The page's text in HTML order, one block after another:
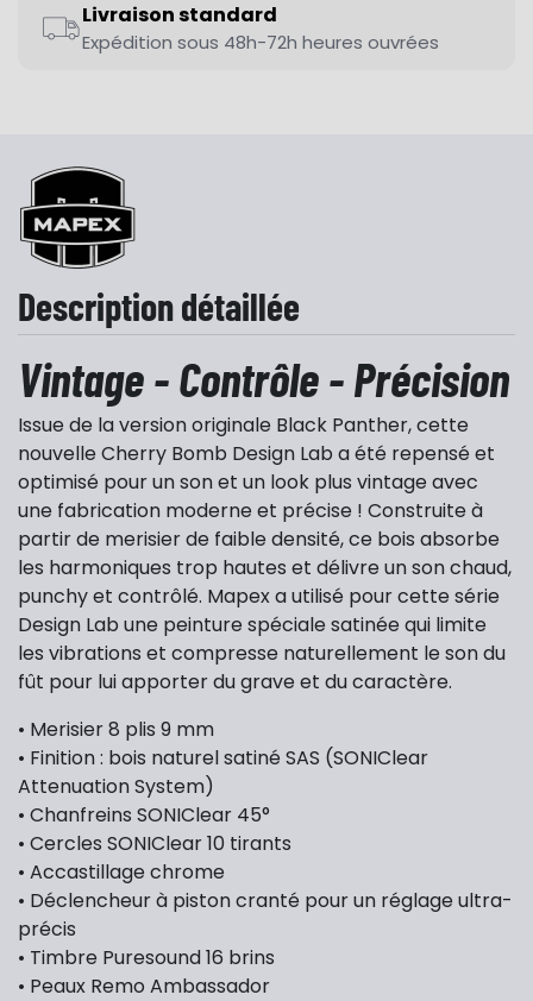
Livraison standard
Expédition sous 48h-72h heures ouvrées
Description détaillée
Vintage - Contrôle - Précision
Issue de la version originale Black Panther, cette
nouvelle Cherry Bomb Design Lab a été repensé et
optimisé pour un son et un look plus vintage avec
une fabrication moderne et précise ! Construite à
partir de merisier de faible densité, ce bois absorbe
les harmoniques trop hautes et délivre un son chaud,
punchy et contrôlé. Mapex a utilisé pour cette série
Design Lab une peinture spéciale satinée qui limite
les vibrations et compresse naturellement le son du
fût pour lui apporter du grave et du caractère.
• Merisier 8 plis 9 mm
• Finition : bois naturel satiné SAS (SONIClear
Attenuation System)
• Chanfreins SONIClear 45°
• Cercles SONIClear 10 tirants
• Accastillage chrome
• Déclencheur à piston cranté pour un réglage ultra-
précis
• Timbre Puresound 16 brins
• Peaux Remo Ambassador